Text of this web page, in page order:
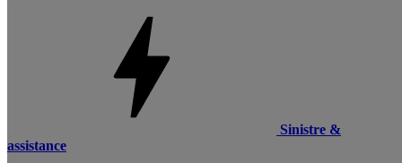
Sinistre &
assistance